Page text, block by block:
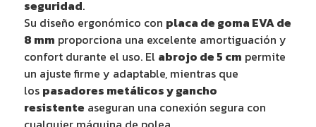
seguridad.
Su diseño ergonómico con placa de goma EVA de
8 mm proporciona una excelente amortiguación y
confort durante el uso. El abrojo de 5 cm permite
un ajuste firme y adaptable, mientras que
los pasadores metálicos y gancho
resistente aseguran una conexión segura con